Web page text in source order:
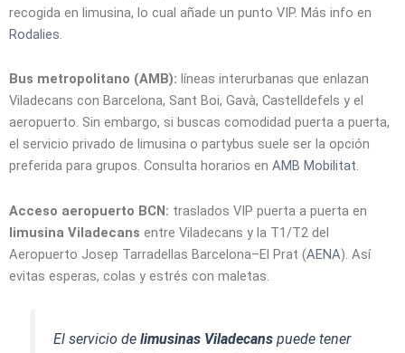
recogida en limusina, lo cual añade un punto VIP. Más info en
Rodalies
Bus metropolitano (AMB): líneas interurbanas que enlazan
Viladecans con Barcelona, Sant Boi, Gavà, Castelldefels y el
aeropuerto. Sin embargo, si buscas comodidad puerta a puerta,
el servicio privado de limusina o partybus suele ser la opción
preferida para grupos. Consulta horarios en AMB Mobilitat.
Acceso aeropuerto BCN: traslados VIP puerta a puerta en
limusina Viladecans entre Viladecans y la T1/T2 del
Aeropuerto Josep Tarradellas Barcelona–El Prat (AENA). Así
evitas esperas, colas y estrés con maletas.
El servicio delimusinas Viladecans puede tener